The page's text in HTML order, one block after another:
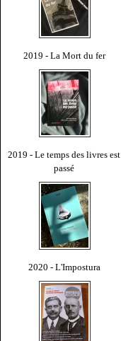
2019 - La Mort du fer
2019 - Le temps des livres est
passé
2020 - L'Impostura